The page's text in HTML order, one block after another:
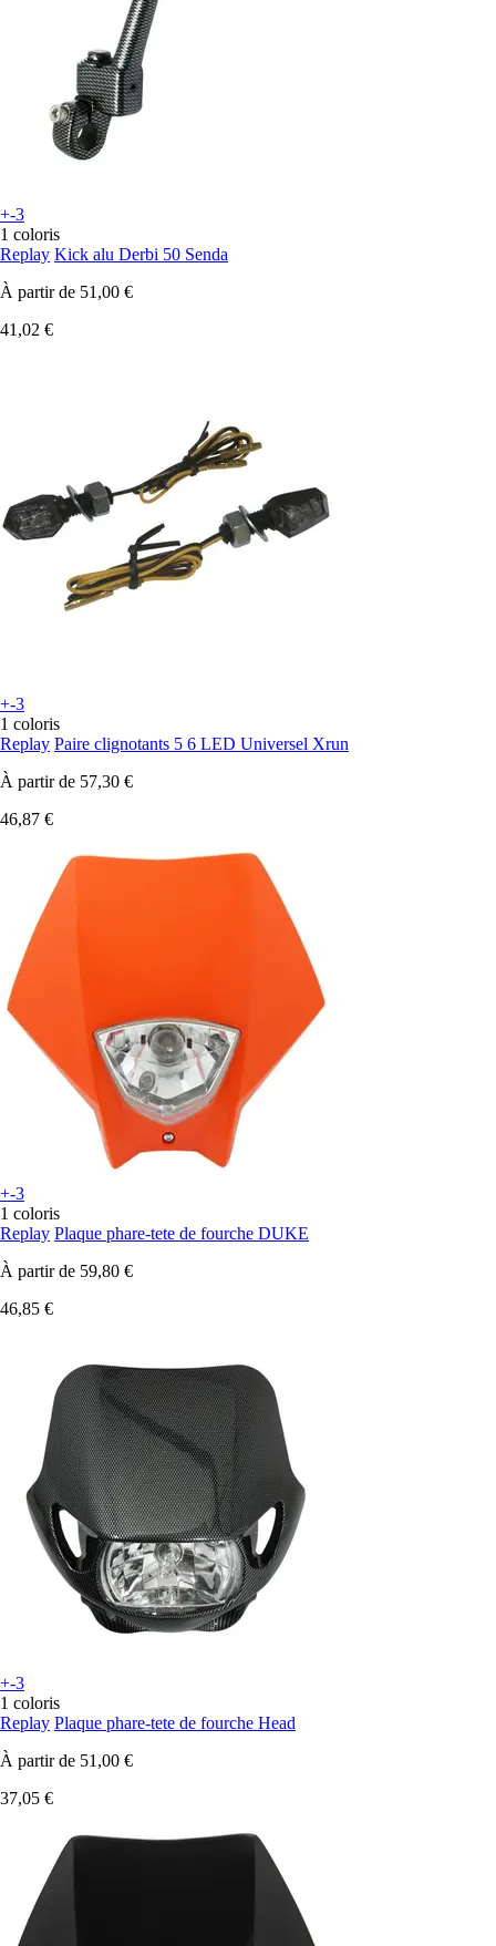
+-3
1 coloris
Replay Kick alu Derbi 50 Senda
À partir de 51,00 €
41,02 €
+-3
1 coloris
Replay Paire clignotants 5 6 LED Universel Xrun
À partir de 57,30 €
46,87 €
+-3
1 coloris
Replay Plaque phare-tete de fourche DUKE
À partir de 59,80 €
46,85 €
+-3
1 coloris
Replay Plaque phare-tete de fourche Head
À partir de 51,00 €
37,05 €